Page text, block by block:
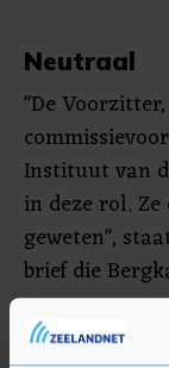
Neutraal
"De
Instituut van
in deze rol.
geweten",
brief die
Wel is